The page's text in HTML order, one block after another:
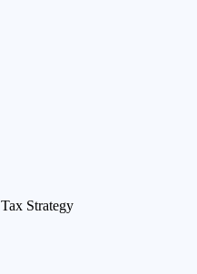
Tax Strategy